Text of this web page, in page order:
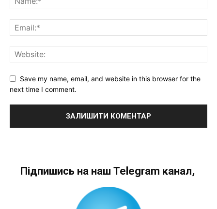
Save my name, email, and website in this browser for the
next time I comment.
Підпишись на наш Telegram канал,